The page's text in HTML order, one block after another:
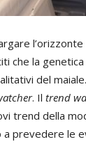
la genetica
del
. Il trend
trend della
prevedere le